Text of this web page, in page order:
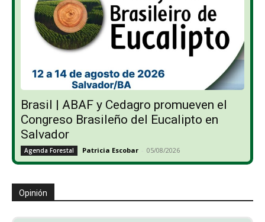
Brasil | ABAF y Cedagro promueven el
Congreso Brasileño del Eucalipto en
Salvador
Agenda Forestal Patricia Escobar - 05/08/2026
Opinión